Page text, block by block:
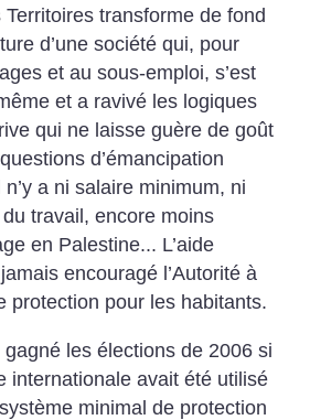
transforme de fond
d’une société qui, pour
et au sous-emploi, s’est
et a ravivé les logiques
qui ne laisse guère de goût
d’émancipation
a ni salaire minimum, ni
travail, encore moins
en Palestine... L’aide
encouragé l’Autorité à
protection pour les habitants.
les élections de 2006 si
internationale avait été utilisé
minimal de protection